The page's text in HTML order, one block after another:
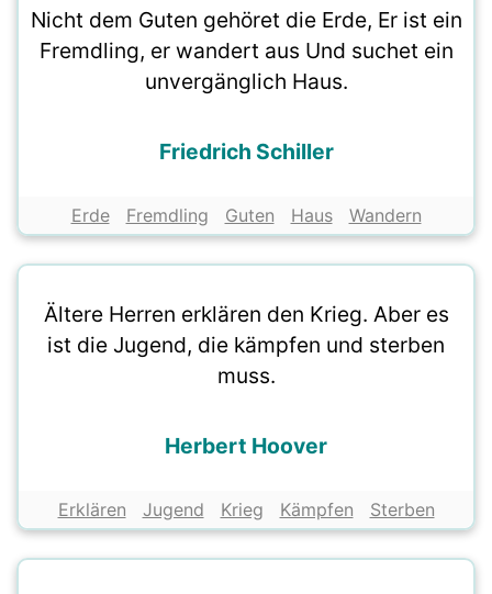
Nicht dem Guten gehöret die Erde, Er ist ein
Fremdling, er wandert aus Und suchet ein
unvergänglich Haus.
Friedrich Schiller
Erde Fremdling Guten Haus Wandern
Ältere Herren erklären den Krieg. Aber es
ist die Jugend, die kämpfen und sterben
muss.
Herbert Hoover
Erklären Jugend Krieg Kämpfen Sterben